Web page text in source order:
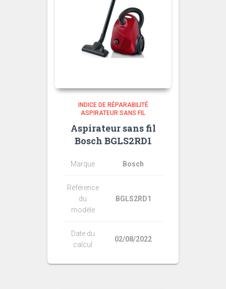
INDICE DE RÉPARABILITÉ
ASPIRATEUR SANS FIL
Aspirateur sans fil
Bosch BGLS2RD1
Marque Bosch
Référence
du
modèle
BGLS2RD1
Date du
calcul
02/08/2022